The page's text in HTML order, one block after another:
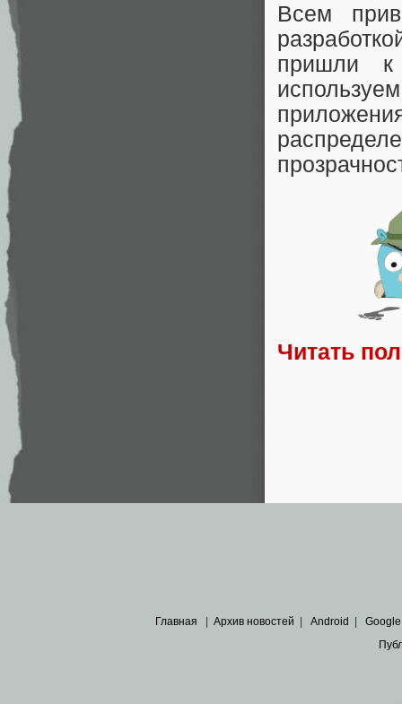
Всем
пришли
Читать
Главная Архив новостей Android Google